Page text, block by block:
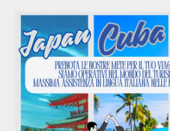
VOLI CUBA
VOLI CUBA
VOLI CUBA LAST MINUTE
VOLI DI LINEA CUBA